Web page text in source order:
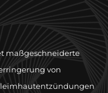
maßgeschneiderte
von